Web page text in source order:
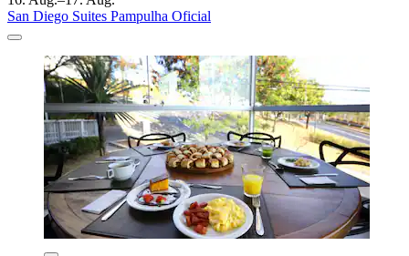
San Diego Suites Pampulha Oficial